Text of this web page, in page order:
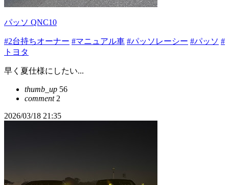
パッソ QNC10
#2台持ちオーナー #マニュアル車 #パッソレーシー #パッソ #
トヨタ
早く夏仕様にしたい...
thumb_up 56
comment2
2026/03/18 21:35